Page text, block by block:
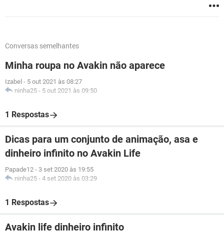
Conversas semelhantes
Minha roupa no Avakin não aparece
Izabel - 5 out 2021 às 08:27
ninha25 - 5 out 2021 às 09:50
1 Respostas
Dicas para um conjunto de animação, asa e
dinheiro infinito no Avakin Life
Papade12 - 3 set 2020 às 19:55
ninha25 - 4 set 2020 às 03:29
1 Respostas
Avakin life dinheiro infinito